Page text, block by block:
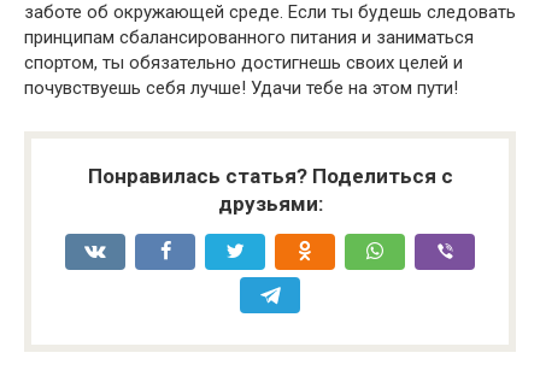
заботе об окружающей среде. Если ты будешь следовать
принципам сбалансированного питания и заниматься
спортом, ты обязательно достигнешь своих целей и
почувствуешь себя лучше! Удачи тебе на этом пути!
Понравилась статья? Поделиться с
друзьями: